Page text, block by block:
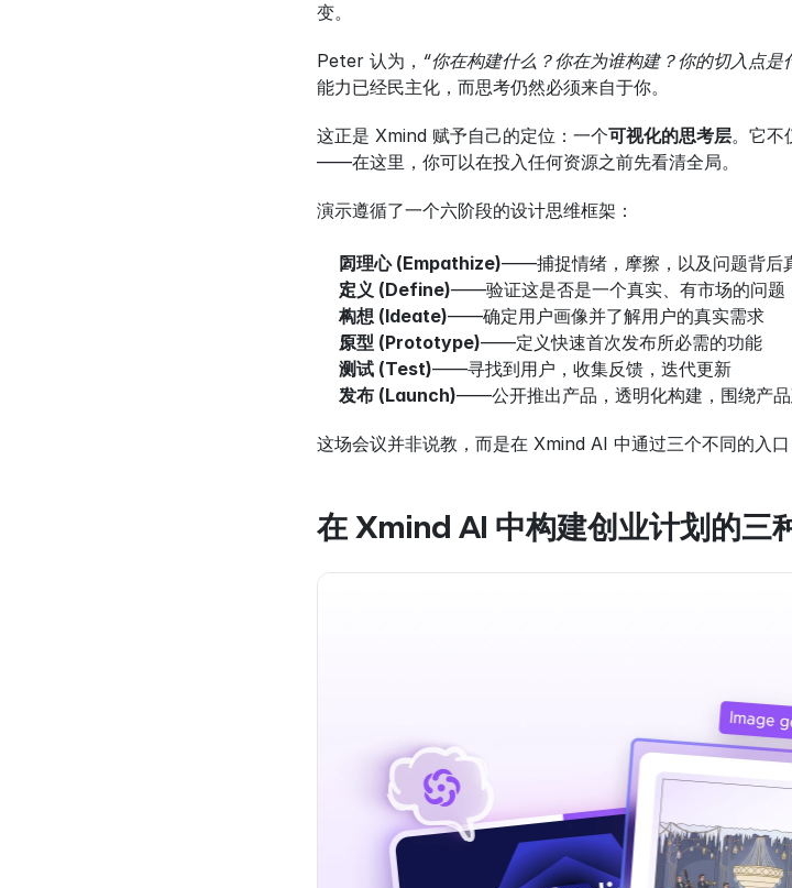
变。
Peter 认为， “你在构建什么？你在为谁构建？你的切入点
能力已经民主化，而思考仍然必须来自于你。
这正是 Xmind 赋予自己的定位：一个可视化的思考层。它不
——在这里，你可以在投入任何资源之前先看清全局。
演示遵循了一个六阶段的设计思维框架：
同理心 (Empathize)——捕捉情绪，摩擦，以及问题背后
定义 (Define)——验证这是否是一个真实、有市场的问题
构想 (Ideate)——确定用户画像并了解用户的真实需求
原型 (Prototype)——定义快速首次发布所必需的功能
测试 (Test)——寻找到用户，收集反馈，迭代更新
发布 (Launch)——公开推出产品，透明化构建，围绕产
这场会议并非说教，而是在 Xmind AI 中通过三个不同的入
在 Xmind AI 中构建创业计划的三